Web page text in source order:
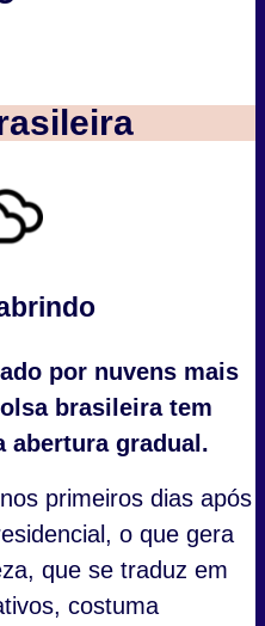
por nuvens mais
brasileira tem
abertura gradual.
primeiros dias após
o que gera
que se traduz em
costuma